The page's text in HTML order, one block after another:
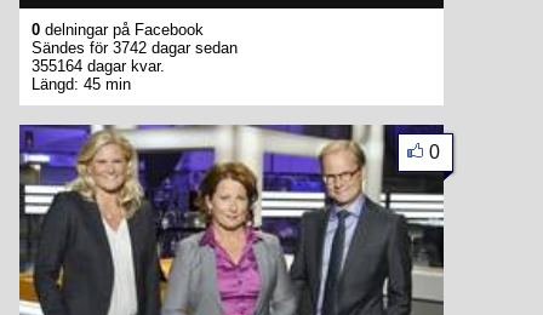
0 delningar på Facebook
Sändes för 3742 dagar sedan
355164 dagar kvar.
Längd: 45 min
0